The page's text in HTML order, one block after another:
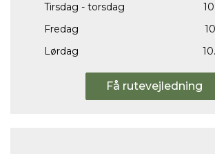
Tirsdag - torsdag
Fredag
Lørdag
Få rutevejledning